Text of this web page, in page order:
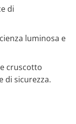
di
luminosa e
cruscotto
di sicurezza.